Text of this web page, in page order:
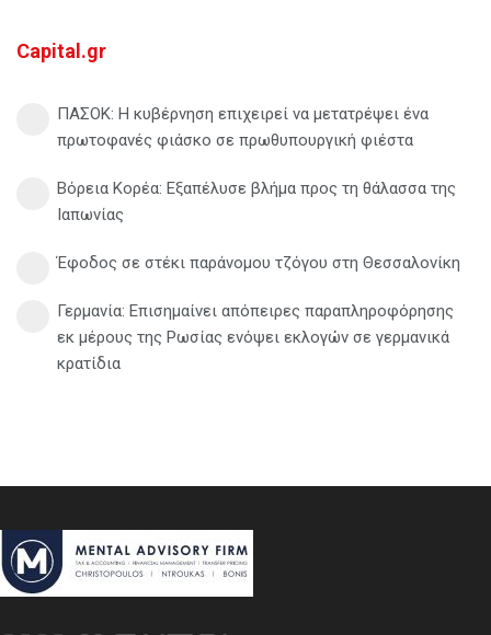
Capital.gr
ΠΑΣΟΚ: Η κυβέρνηση επιχειρεί να μετατρέψει ένα
πρωτοφανές φιάσκο σε πρωθυπουργική φιέστα
Βόρεια Κορέα: Eξαπέλυσε βλήμα προς τη θάλασσα της
Ιαπωνίας
Έφοδος σε στέκι παράνομου τζόγου στη Θεσσαλονίκη
Γερμανία: Eπισημαίνει απόπειρες παραπληροφόρησης
εκ μέρους της Ρωσίας ενόψει εκλογών σε γερμανικά
κρατίδια